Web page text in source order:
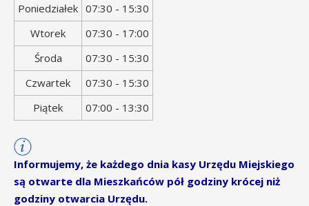
Dzień
tygodnia
Godziny
otwarcia
Poniedziałek 07:30 - 15:30
Wtorek
07:30 - 17:00
Środa
07:30 - 15:30
Czwartek
07:30 - 15:30
Piątek
07:00 - 13:30
Informujemy, że każdego dnia kasy Urzędu Miejskiego
są otwarte dla Mieszkańców pół godziny krócej niż
godziny otwarcia Urzędu.